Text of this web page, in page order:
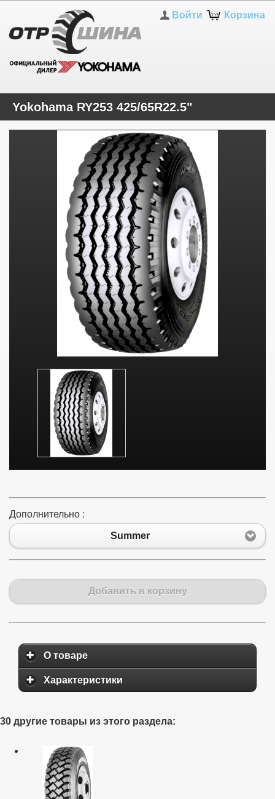
Корзина
Войти
Yokohama RY253 425/65R22.5"
Дополнительно :
Summer
Добавить в корзину
О товаре
Характеристики
30 другие товары из этого раздела: